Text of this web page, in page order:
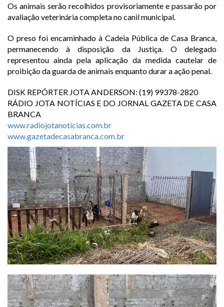
Os animais serão recolhidos provisoriamente e passarão por
avaliação veterinária completa no canil municipal.
O preso foi encaminhado à Cadeia Pública de Casa Branca,
permanecendo à disposição da Justiça. O delegado
representou ainda pela aplicação da medida cautelar de
proibição da guarda de animais enquanto durar a ação penal.
DISK REPÓRTER JOTA ANDERSON: (19) 99378-2820
RÁDIO JOTA NOTÍCIAS E DO JORNAL GAZETA DE CASA
BRANCA
www.radiojotanoticias.com.br
www.gazetadecasabranca.com.br